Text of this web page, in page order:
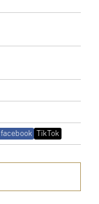
facebook TikTok